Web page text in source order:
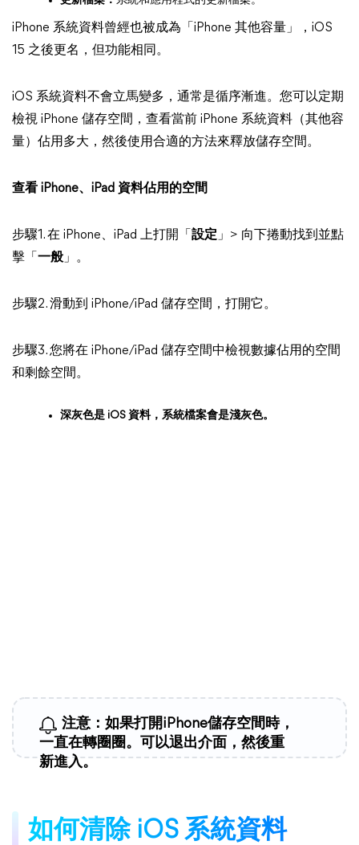
iPhone 系統資料曾經也被成為「iPhone 其他容量」，iOS
15 之後更名，但功能相同。
iOS 系統資料不會立馬變多，通常是循序漸進。您可以定期
檢視 iPhone 儲存空間，查看當前 iPhone 系統資料（其他容
量）佔用多大，然後使用合適的方法來釋放儲存空間。
查看 iPhone、iPad 資料佔用的空間
步驟1. 在 iPhone、iPad 上打開「 設定 」> 向下捲動找到並點
擊「 一般 」。
步驟2. 滑動到 iPhone/iPad 儲存空間，打開它。
步驟3. 您將在 iPhone/iPad 儲存空間中檢視數據佔用的空間
和剩餘空間。
深灰色是 iOS 資料，系統檔案會是淺灰色。
注意：如果打開iPhone儲存空間時，
一直在轉圈圈。可以退出介面，然後重
新進入。
如何清除 iOS 系統資料